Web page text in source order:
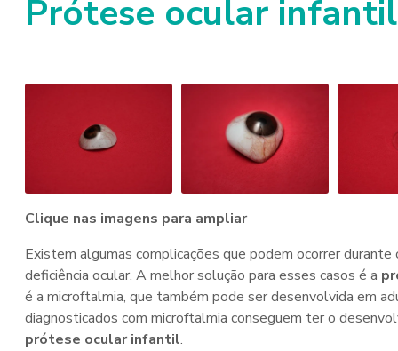
Prótese ocular infantil
Clique nas imagens para ampliar
Existem algumas complicações que podem ocorrer
deficiência ocular. A melhor solução para esses casos é a
é a microftalmia, que também pode ser desenvolvida em
diagnosticados com microftalmia conseguem ter o
prótese ocular infantil.